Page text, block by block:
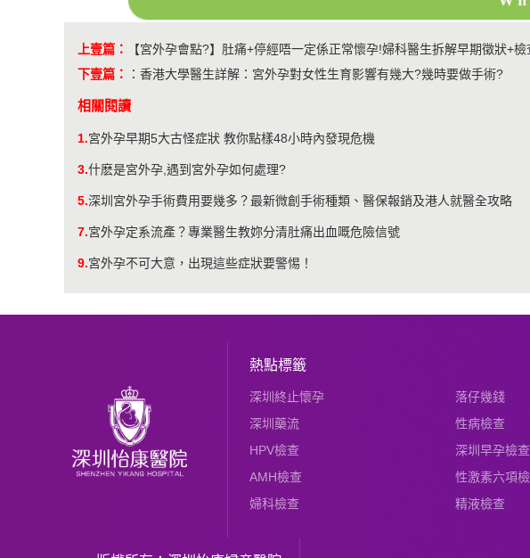
上壹篇：
【宮外孕會點?】肚痛+停經唔一定係正常懷孕!婦科醫生拆解早期徵狀+檢
下壹篇：
： 香港大學醫生詳解：宮外孕對女性生育影響有幾大?幾時要做手術?
相關閱讀
1.宮外孕早期5大古怪症狀 教你點樣48小時內發現危機
3.什麽是宮外孕,遇到宮外孕如何處理?
5.深圳宮外孕手術費用要幾多？最新微創手術種類、醫保報銷及港人就醫全攻略
7.宮外孕定系流產？專業醫生教妳分清肚痛出血嘅危險信號
9.宮外孕不可大意，出現這些症狀要警惕！
熱點標籤
深圳終止懷孕
落仔幾錢
深圳藥流
性病檢查
HPV檢查
深圳早孕檢查
AMH檢查
性激素六項
婦科檢查
精液檢查